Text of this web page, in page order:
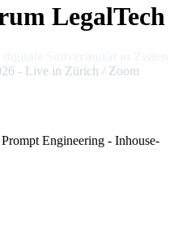
LegalTech
- Live in Zürich / Zoom
Engineering - Inhouse-